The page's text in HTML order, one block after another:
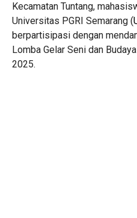
Kecamatan Tuntang,
Universitas PGRI Semarang (
berpartisipasi dengan
Lomba Gelar Seni dan
2025.